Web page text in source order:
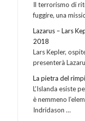
Il terrorismo di
fuggire, una
Lazarus – Lars
2018
Lars Kepler,
presenterà
La pietra del
L’Islanda esiste
è nemmeno
Indridason …